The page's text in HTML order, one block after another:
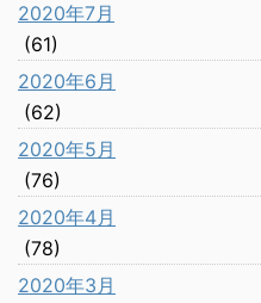
2020年7月
(61)
2020年6月
(62)
2020年5月
(76)
2020年4月
(78)
2020年3月